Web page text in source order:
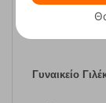
Γυναικείο